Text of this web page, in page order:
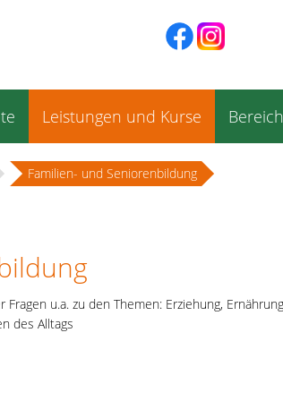
Leistungen und Kurse
Familien- und Seniorenbildung
u.a. zu den Themen: Erziehung,
des Alltags